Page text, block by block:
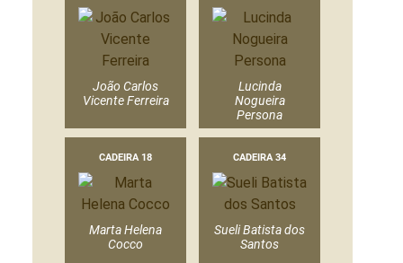
João Carlos
Vicente Ferreira
Lucinda
Nogueira
Persona
CADEIRA 18
Marta Helena
Cocco
CADEIRA 34
Sueli Batista dos
Santos